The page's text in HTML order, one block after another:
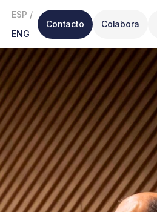
ESP /
ENG
Contacto Colabora